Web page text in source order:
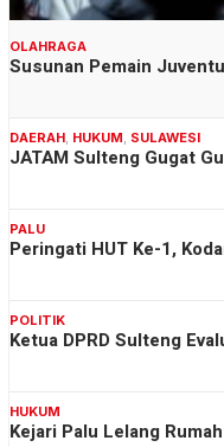
OLAHRAGA
Susunan Pemain
DAERAH, HUKUM, SULAWESI
JATAM Sulteng Gugat
PALU
Peringati HUT Ke-1,
POLITIK
Ketua DPRD Sulteng
HUKUM
Kejari Palu Lelang